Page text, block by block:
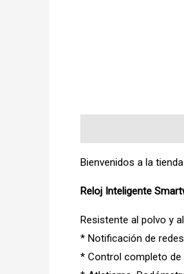
Bienvenidos a la
Reloj Inteligente
Resistente al polvo y
* Notificación de
* Control completo de